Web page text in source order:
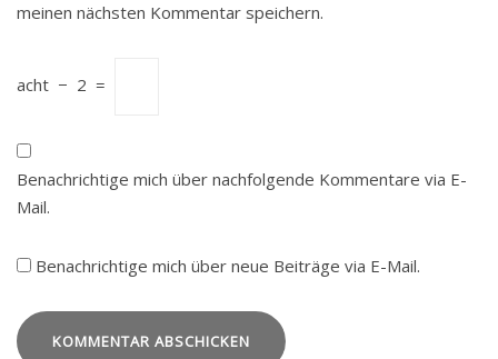
meinen nächsten Kommentar speichern.
acht − 2 =
Benachrichtige mich über nachfolgende Kommentare via E-
Mail.
Benachrichtige mich über neue Beiträge via E-Mail.